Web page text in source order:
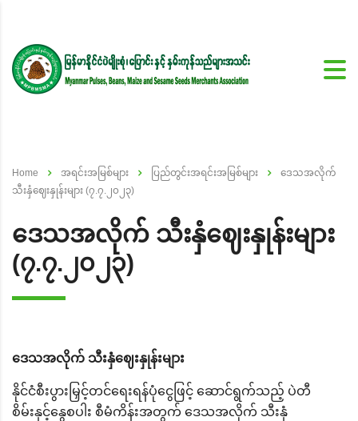
Home အရင်းအမြစ်များ ပြည်တွင်းအရင်းအမြစ်များ
ဒေသအလိုက်
သီးနှံဈေးနှုန်းများ (၇.၇.၂၀၂၃)
ဒေသအလိုက် သီးနှံဈေးနှုန်းများ
(၇.၇.၂၀၂၃)
ဒေသအလိုက် သီးနှံဈေးနှုန်းများ
နိုင်ငံစီးပွားမြှင့်တင်ရေးရန်ပုံငွေဖြင့် ဆောင်ရွက်သည့် ပဲတီ
စိမ်းနှင့်နွေစပါး စီမံကိန်းအတွက် ဒေသအလိုက် သီးနှံ